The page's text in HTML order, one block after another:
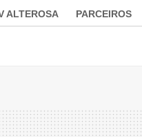
ALTEROSA PARCEIROS